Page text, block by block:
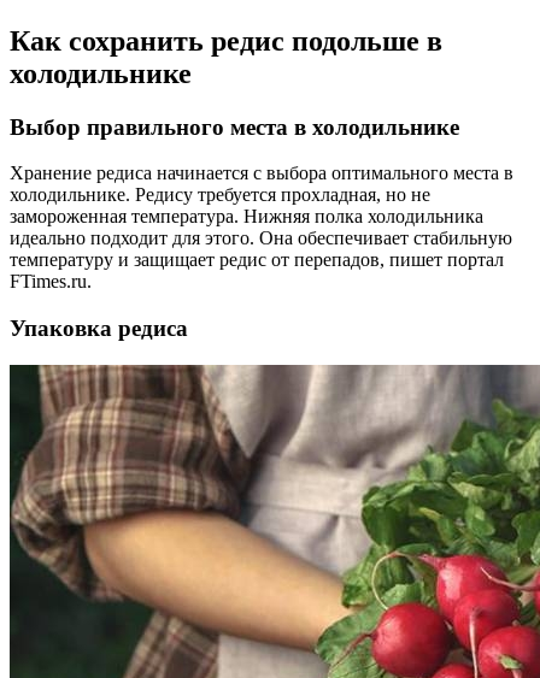
Как сохранить редис подольше в
холодильнике
Выбор правильного места в холодильнике
Хранение редиса начинается с выбора оптимального места в
холодильнике. Редису требуется прохладная, но не
замороженная температура. Нижняя полка холодильника
идеально подходит для этого. Она обеспечивает стабильную
температуру и защищает редис от перепадов, пишет портал
FTimes.ru.
Упаковка редиса